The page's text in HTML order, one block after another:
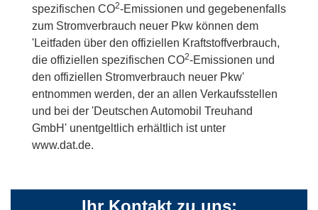
spezifischen CO2-Emissionen und gegebenenfalls
zum Stromverbrauch neuer Pkw können dem
'Leitfaden über den offiziellen Kraftstoffverbrauch,
die offiziellen spezifischen CO2-Emissionen und
den offiziellen Stromverbrauch neuer Pkw'
entnommen werden, der an allen Verkaufsstellen
und bei der 'Deutschen Automobil Treuhand
GmbH' unentgeltlich erhältlich ist unter
www.dat.de.